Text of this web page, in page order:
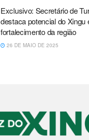
Exclusivo: Secretário de
destaca potencial do
fortalecimento da região
26 DE MAIO DE 2025